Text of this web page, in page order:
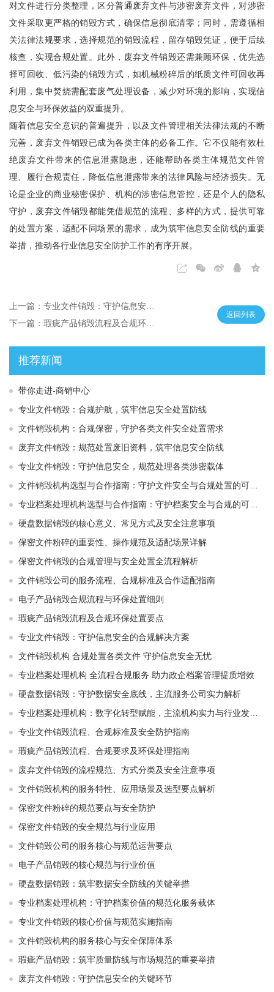
对文件进行分类整理，区分普通废弃文件与涉密废弃文件，对涉密
文件采取更严格的销毁方式，确保信息彻底清零；同时，需遵循相
关法律法规要求，选择规范的销毁流程，留存销毁凭证，便于后续
核查，实现合规处置。此外，废弃文件销毁还需兼顾环保，优先选
择可回收、低污染的销毁方式，如机械粉碎后的纸质文件可回收再
利用，集中焚烧需配套废气处理设备，减少对环境的影响，实现信
息安全与环保效益的双重提升。
随着信息安全意识的普遍提升，以及文件管理相关法律法规的不断
完善，废弃文件销毁已成为各类主体的必备工作。它不仅能有效杜
绝废弃文件带来的信息泄露隐患，还能帮助各类主体规范文件管
理、履行合规责任，降低信息泄露带来的法律风险与经济损失。无
论是企业的商业秘密保护、机构的涉密信息管控，还是个人的隐私
守护，废弃文件销毁都能凭借规范的流程、多样的方式，提供可靠
的处置方案，适配不同场景的需求，成为筑牢信息安全防线的重要
举措，推动各行业信息安全防护工作的有序开展。
返回列表
推荐新闻
带你走进-商销中心
专业文件销毁：合规护航，筑牢信息安全处置防线
文件销毁机构：合规保密，守护各类文件安全处置需求
废弃文件销毁：规范处置废旧资料，筑牢信息安全防线
专业文件销毁：守护信息安全，规范处理各类涉密载体
文件销毁机构选型与合作指南：守护文件安全与合规处置的可靠选择
专业档案处理机构选型与合作指南：守护档案安全与合规的可靠伙伴
硬盘数据销毁的核心意义、常见方式及安全注意事项
保密文件粉碎的重要性、操作规范及适配场景详解
保密文件销毁的合规管理与安全处置全流程解析
文件销毁公司的服务流程、合规标准及合作适配指南
电子产品销毁合规流程与环保处置细则
瑕疵产品销毁流程及合规环保处置要点
专业文件销毁：守护信息安全的合规解决方案
文件销毁机构 合规处置各类文件 守护信息安全无忧
专业档案处理机构 全流程合规服务 助力政企档案管理提质增效
硬盘数据销毁：守护数据安全底线，主流服务公司实力解析
专业档案处理机构：数字化转型赋能，主流机构实力与行业发展解析
专业文件销毁流程、合规标准及安全防护指南
瑕疵产品销毁流程、合规要求及环保处理指南
废弃文件销毁的流程规范、方式分类及安全注意事项
文件销毁机构的服务特性、应用场景及选型要点解析
保密文件粉碎的规范要点与安全防护
保密文件销毁的安全规范与行业应用
文件销毁公司的服务核心与规范运营要点
电子产品销毁的核心规范与行业价值
硬盘数据销毁：筑牢数据安全防线的关键举措
专业档案处理机构：守护档案价值的规范化服务载体
专业文件销毁的核心价值与规范实施指南
文件销毁机构的服务核心与安全保障体系
瑕疵产品销毁：筑牢质量防线与市场规范的重要举措
废弃文件销毁：守护信息安全的关键环节